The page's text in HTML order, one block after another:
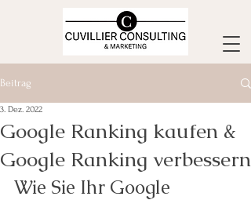
Beitrag
Google Ranking kaufen &
Google Ranking verbessern
3. Dez. 2022
Wie Sie Ihr Google